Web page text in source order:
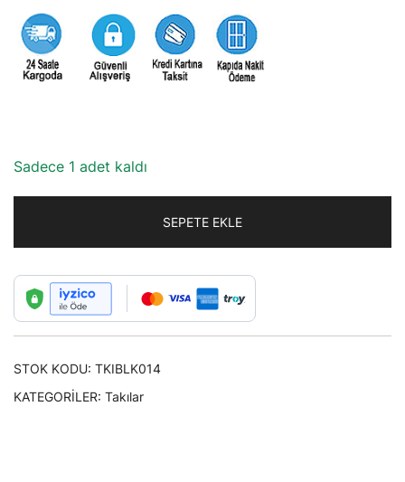
Sadece 1 adet kaldı
SEPETE EKLE
STOK KODU: TKIBLK014
KATEGORILER: Takılar